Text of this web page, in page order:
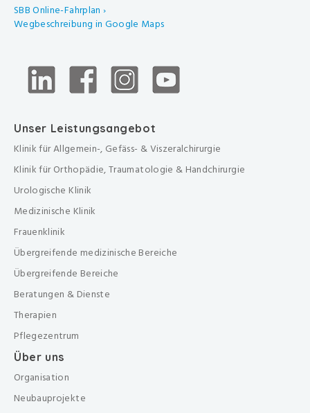
SBB Online-Fahrplan ›
Wegbeschreibung in Google Maps
Unser Leistungsangebot
Klinik für Allgemein-, Gefäss- & Viszeralchirurgie
Klinik für Orthopädie, Traumatologie & Handchirurgie
Urologische Klinik
Medizinische Klinik
Frauenklinik
Übergreifende medizinische Bereiche
Übergreifende Bereiche
Beratungen & Dienste
Therapien
Pflegezentrum
Über uns
Organisation
Neubauprojekte